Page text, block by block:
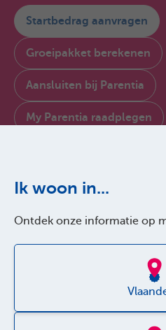
Ik woon in...
Ontdek onze informatie op
Startbedrag aanvragen
Groeipakket berekenen
Aansluiten bij Parentia
My Parentia raadplegen
Over Parentia
Toegankelijkheid